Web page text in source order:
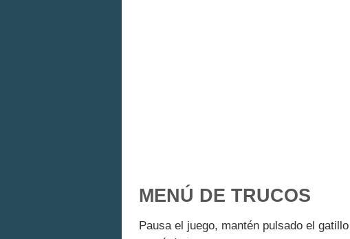
MENÚ DE TRUCOS
Pausa el juego, mantén pulsado el